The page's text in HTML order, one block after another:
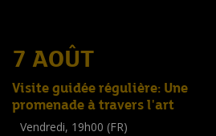
7 AOÛT
Visite guidée régulière: Une
promenade à travers l'art
Vendredi, 19h00 (FR)